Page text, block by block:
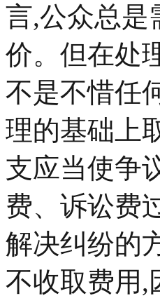
言,公众总是
价。但在处
不是不惜任
理的基础上
支应当使争
费、诉讼费
解决纠纷的
不收取费用,